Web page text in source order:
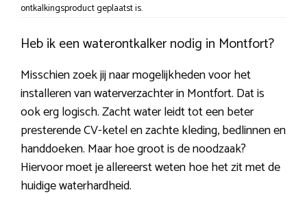
ontkalkingsproduct geplaatst is.
Heb ik een waterontkalker nodig in Montfort?
Misschien zoek jij naar mogelijkheden voor het
installeren van waterverzachter in Montfort. Dat is
ook erg logisch. Zacht water leidt tot een beter
presterende CV-ketel en zachte kleding, bedlinnen en
handdoeken. Maar hoe groot is de noodzaak?
Hiervoor moet je allereerst weten hoe het zit met de
huidige waterhardheid.